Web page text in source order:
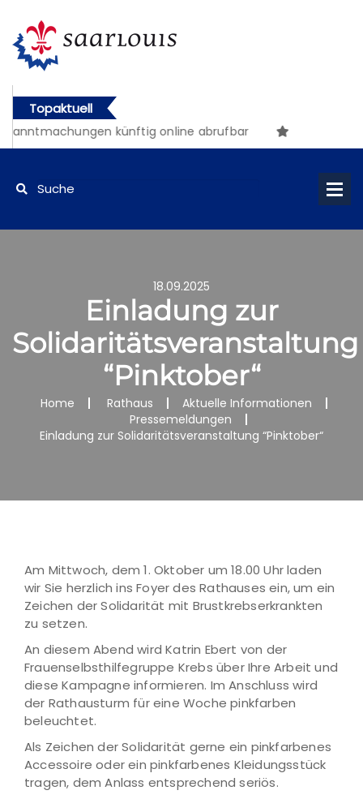
Topaktuell
künftig online abrufbar
18.09.2025
Einladung zur
Solidaritätsveranstaltung
“Pinktober“
Home Rathaus
Aktuelle Informationen
Pressemeldungen
Einladung zur Solidaritätsveranstaltung “Pinktober“
Am Mittwoch, dem 1. Oktober um 18.00 Uhr laden
wir Sie herzlich ins Foyer des Rathauses ein, um ein
Zeichen der Solidarität mit Brustkrebserkrankten
zu setzen.
An diesem Abend wird Katrin Ebert von der
Frauenselbsthilfegruppe Krebs über Ihre Arbeit und
diese Kampagne informieren. Im Anschluss wird
der Rathausturm für eine Woche pinkfarben
beleuchtet.
Als Zeichen der Solidarität gerne ein pinkfarbenes
Accessoire oder ein pinkfarbenes Kleidungsstück
tragen, dem Anlass entsprechend seriös.